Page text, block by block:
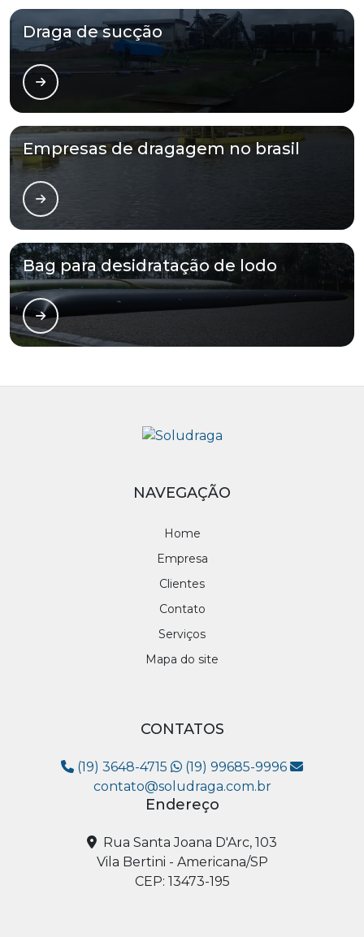
Draga de sucção
Empresas de dragagem no brasil
Bag para desidratação de lodo
NAVEGAÇÃO
Home
Empresa
Clientes
Contato
Serviços
Mapa do site
CONTATOS
(19) 3648-4715
(19) 99685-9996
contato@soludraga.com.br
Endereço
Rua Santa Joana D'Arc, 103
Vila Bertini - Americana/SP
CEP: 13473-195